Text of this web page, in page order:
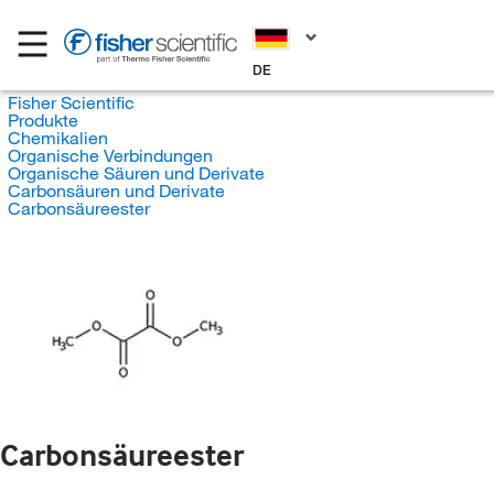
DE
Fisher Scientific
Produkte
Chemikalien
Organische Verbindungen
Organische Säuren und Derivate
Carbonsäuren und Derivate
Carbonsäureester
Carbonsäureester